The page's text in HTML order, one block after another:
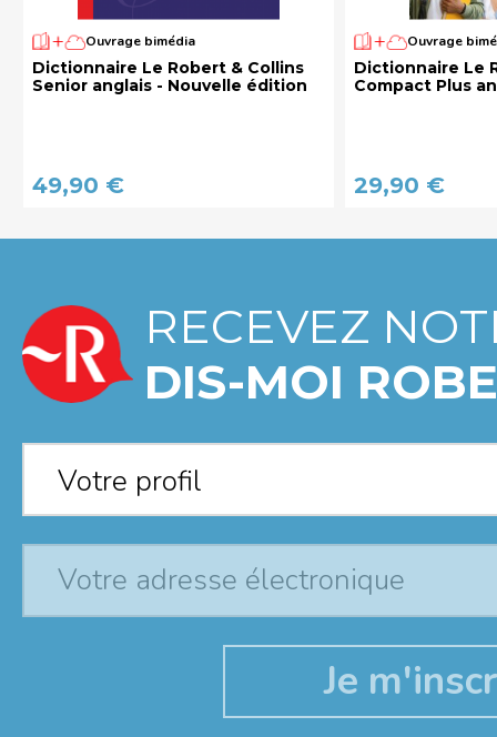
Ouvrage bimédia
Dictionnaire Le Robert & Collins
Senior anglais - Nouvelle édition
49,90 €
Ouvrage
Dictionnaire Le
Compact Plus
29,90 €
RECEVEZ
DIS-MOI
Votre profil*
Votre profil